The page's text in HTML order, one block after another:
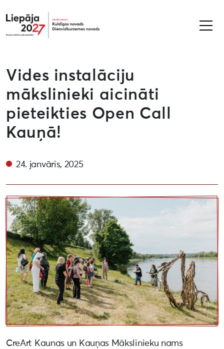
Liepāja2027
Vides instalāciju
mākslinieki aicināti
pieteikties Open Call
Kauņā!
24. janvāris, 2025
CreArt Kaunas un Kauņas Mākslinieku nams